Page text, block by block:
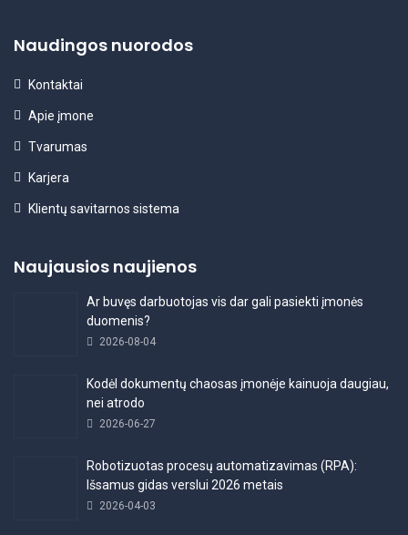
Naudingos nuorodos
Kontaktai
Apie įmone
Tvarumas
Karjera
Klientų savitarnos sistema
Naujausios naujienos
Ar buvęs darbuotojas vis dar gali pasiekti įmonės
duomenis?
2026-08-04
Kodėl dokumentų chaosas įmonėje kainuoja daugiau,
nei atrodo
2026-06-27
Robotizuotas procesų automatizavimas (RPA):
Išsamus gidas verslui 2026 metais
2026-04-03